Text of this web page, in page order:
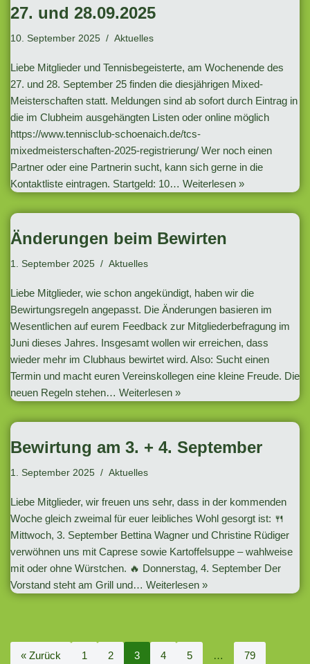
27. und 28.09.2025
10. September 2025 Aktuelles
Liebe Mitglieder und Tennisbegeisterte, am Wochenende des
27. und 28. September 25 finden die diesjährigen Mixed-
Meisterschaften statt. Meldungen sind ab sofort durch Eintrag in
die im Clubheim ausgehängten Listen oder online möglich
https://www.tennisclub-schoenaich.de/tcs-
mixedmeisterschaften-2025-registrierung/ Wer noch einen
Partner oder eine Partnerin sucht, kann sich gerne in die
Kontaktliste eintragen. Startgeld: 10… Weiterlesen »
Änderungen beim Bewirten
1. September 2025 Aktuelles
Liebe Mitglieder, wie schon angekündigt, haben wir die
Bewirtungsregeln angepasst. Die Änderungen basieren im
Wesentlichen auf eurem Feedback zur Mitgliederbefragung im
Juni dieses Jahres. Insgesamt wollen wir erreichen, dass
wieder mehr im Clubhaus bewirtet wird. Also: Sucht einen
Termin und macht euren Vereinskollegen eine kleine Freude. Die
neuen Regeln stehen… Weiterlesen »
Bewirtung am 3. + 4. September
1. September 2025 Aktuelles
Liebe Mitglieder, wir freuen uns sehr, dass in der kommenden
Woche gleich zweimal für euer leibliches Wohl gesorgt ist: 🍴
Mittwoch, 3. September Bettina Wagner und Christine Rüdiger
verwöhnen uns mit Caprese sowie Kartoffelsuppe – wahlweise
mit oder ohne Würstchen. 🔥 Donnerstag, 4. September Der
Vorstand steht am Grill und… Weiterlesen »
« Zurück 1 2 3 4 5 … 79